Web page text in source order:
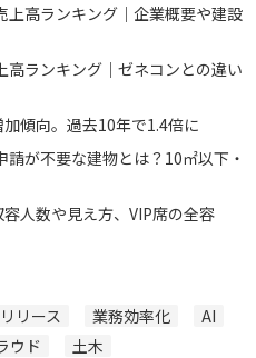
上高ランキング｜企業概要や建設
高ランキング｜ゼネコンとの違い
傾向。過去10年で1.4倍に
請が不要な建物とは？10㎡以下・
人数や見え方、VIP席の全容
リース 業務効率化
AI
ウド 土木